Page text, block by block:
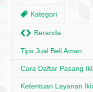
, Kategori
H Beranda
Tips Jual Beli Aman
Cara Daftar Pasang
Ketentuan Layanan